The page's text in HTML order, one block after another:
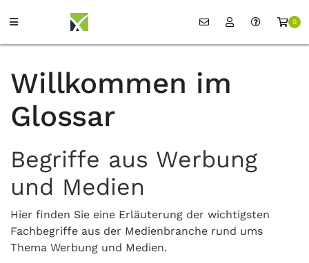
0
Willkommen im
Glossar
Begriffe aus Werbung
und Medien
Hier finden Sie eine Erläuterung der wichtigsten
Fachbegriffe aus der Medienbranche rund ums
Thema Werbung und Medien.